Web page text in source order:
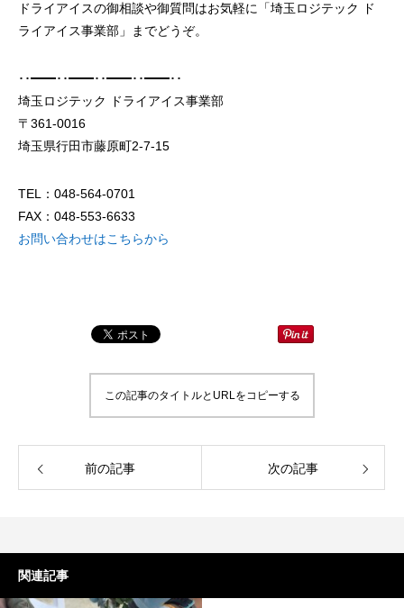
ドライアイスブラストのメリット・活用事
例を徹底比較
2026.06.17
ドライアイスで荷物を冷やすには？適切な
量と配置方法を徹底解説
氷関連 価格改定の
ドライアイスの御相談や御質問はお気軽に「埼玉ロジテック ド
ライアイス事業部」までどうぞ。
･･━━･･━━･･━━･･━━･･
埼玉ロジテック ドライアイス事業部
〒361-0016
埼玉県行田市藤原町2-7-15
TEL：048-564-0701
FAX：048-553-6633
お問い合わせはこちらから
この記事のタイトルとURLをコピーする
前の記事 次の記事
関連記事